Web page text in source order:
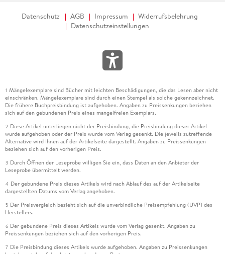
Datenschutz AGB Impressum
Widerrufsbelehrung
Datenschutzeinstellungen
1 Mängelexemplare sind Bücher mit leichten Beschädigungen, die das Lesen aber nicht
einschränken. Mängelexemplare sind durch einen Stempel als solche gekennzeichnet.
Die frühere Buchpreisbindung ist aufgehoben. Angaben zu Preissenkungen beziehen
sich auf den gebundenen Preis eines mangelfreien Exemplars.
2 Diese Artikel unterliegen nicht der Preisbindung, die Preisbindung dieser Artikel
wurde aufgehoben oder der Preis wurde vom Verlag gesenkt. Die jeweils zutreffende
Alternative wird Ihnen auf der Artikelseite dargestellt. Angaben zu Preissenkungen
beziehen sich auf den vorherigen Preis.
3 Durch Öffnen der Leseprobe willigen Sie ein, dass Daten an den Anbieter der
Leseprobe übermittelt werden.
4 Der gebundene Preis dieses Artikels wird nach Ablauf des auf der Artikelseite
dargestellten Datums vom Verlag angehoben.
5 Der Preisvergleich bezieht sich auf die unverbindliche Preisempfehlung (UVP) des
Herstellers.
6 Der gebundene Preis dieses Artikels wurde vom Verlag gesenkt. Angaben zu
Preissenkungen beziehen sich auf den vorherigen Preis.
7 Die Preisbindung dieses Artikels wurde aufgehoben. Angaben zu Preissenkungen